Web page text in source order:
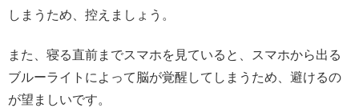
しまうため、控えましょう。
また、寝る直前までスマホを見ていると、スマホから出る
ブルーライトによって脳が覚醒してしまうため、避けるの
が望ましいです。